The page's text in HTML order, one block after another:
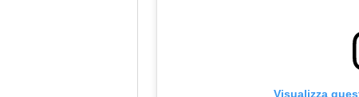
Visualizza